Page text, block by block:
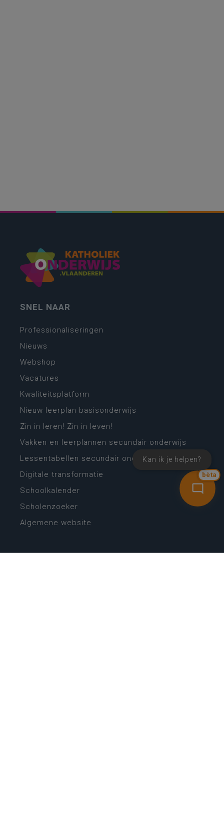
bèta
Kan ik je helpen?
SNEL NAAR
Professionaliseringen
Nieuws
Webshop
Vacatures
Kwaliteitsplatform
Nieuw leerplan basisonderwijs
Zin in leren! Zin in leven!
Vakken en leerplannen secundair onderwijs
Lessentabellen secundair onderwijs
Digitale transformatie
Schoolkalender
Scholenzoeker
Algemene website